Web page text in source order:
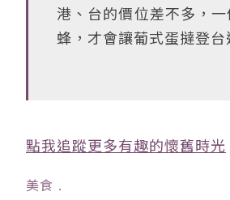
港、台的價位差不多，
蜂，才會讓葡式蛋撻登台
點我追蹤更多有趣的懷舊時光
美食 ﹒